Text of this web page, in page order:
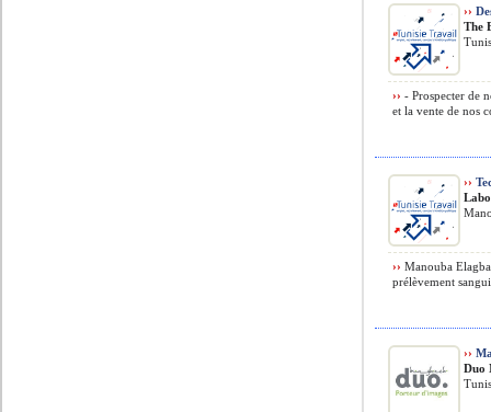
››
The
›› - Prospecter de
et la vente de nos
››
›› Manouba
prélèvement
››
Duo